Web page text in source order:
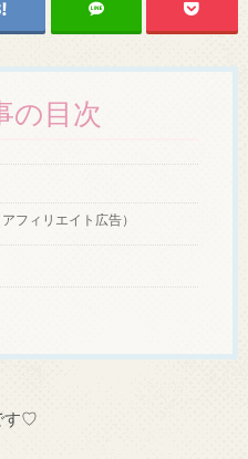
の目次
フィリエイト広告）
す♡